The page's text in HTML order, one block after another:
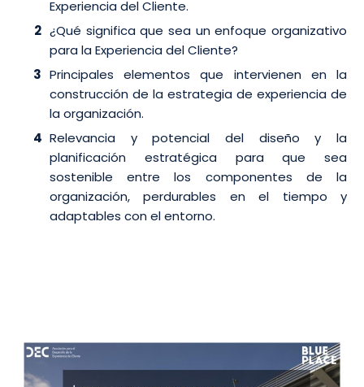
Experiencia del Cliente.
¿Qué significa que sea un enfoque organizativo
para la Experiencia del Cliente?
Principales elementos que intervienen en la
construcción de la estrategia de experiencia de
la organización.
Relevancia y potencial del diseño y la
planificación estratégica para que sea
sostenible entre los componentes de la
organización, perdurables en el tiempo y
adaptables con el entorno.